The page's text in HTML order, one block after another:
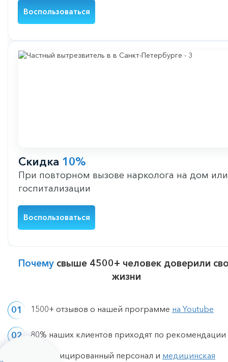
Воспользоваться
Скидка 10%
При повторном вызове нарколога на дом или
госпитализации
Воспользоваться
Почему свыше 4500+ человек доверили
жизни
1500+ отзывов о нашей программе на Youtube
80% наших клиентов приходят по рекомендации
Квалифицированный персонал и медицинская